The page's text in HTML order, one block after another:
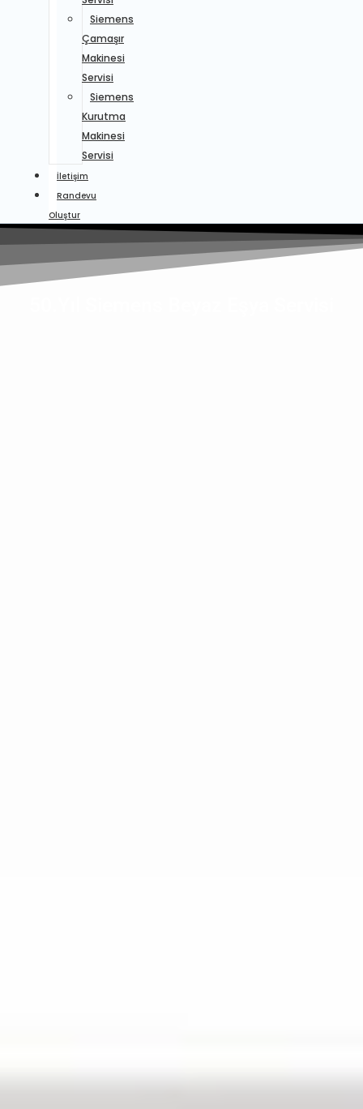
Siemens
Çamaşır
Makinesi
Servisi
Siemens
Kurutma
Makinesi
Servisi
İletişim
Randevu
Oluştur